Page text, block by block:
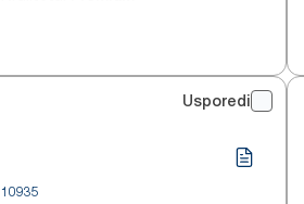
Usporedi
10935